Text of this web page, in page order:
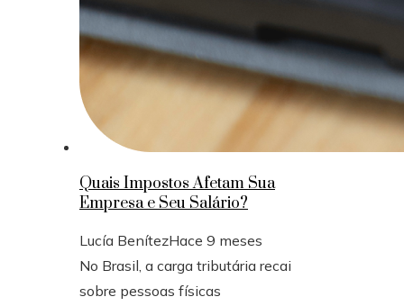
Quais Impostos Afetam Sua
Empresa e Seu Salário?
Lucía BenítezHace 9 meses
No Brasil, a carga tributária recai
sobre pessoas físicas